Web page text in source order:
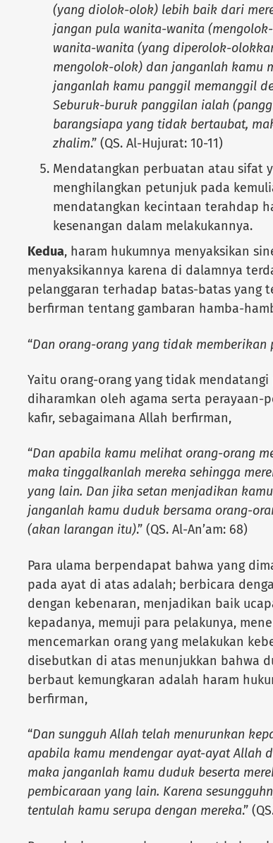
(yang diolok-olok) lebih baik dari
jangan pula wanita-wanita
wanita-wanita (yang diperolok-
mengolok-olok) dan janganlah kamu
janganlah kamu panggil memanggil
Seburuk-buruk panggilan ialah
barangsiapa yang tidak bertaubat,
zhalim.” (QS. Al-Hujurat: 10-11)
Mendatangkan perbuatan atau sifat
menghilangkan petunjuk pada
mendatangkan kecintaan terahdap
kesenangan dalam melakukannya.
Kedua, haram hukumnya menyaksikan
menyaksikannya karena di dalamnya
pelanggaran terhadap batas-batas yang
berfirman tentang gambaran hamba-
“Dan orang-orang yang tidak memberikan
Yaitu orang-orang yang tidak
diharamkan oleh agama serta perayaan-
kafir, sebagaimana Allah berfirman,
“Dan apabila kamu melihat orang-orang
maka tinggalkanlah mereka sehingga
yang lain. Dan jika setan menjadikan
janganlah kamu duduk bersama orang-
(akan larangan itu).” (QS. Al-An’am: 68)
Para ulama berpendapat bahwa yang
pada ayat di atas adalah; berbicara
dengan kebenaran, menjadikan baik
kepadanya, memuji para pelakunya,
mencemarkan orang yang melakukan
disebutkan di atas menunjukkan bahwa
berbaut kemungkaran adalah haram
berfirman,
“Dan sungguh Allah telah menurunkan
apabila kamu mendengar ayat-ayat Allah
maka janganlah kamu duduk beserta
pembicaraan yang lain. Karena
tentulah kamu serupa dengan mereka.”